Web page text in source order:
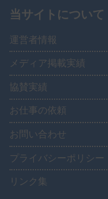
当サイトについて
運営者情報
メディア掲載実績
協賛実績
お仕事の依頼
お問い合わせ
プライバシーポリシー
リンク集